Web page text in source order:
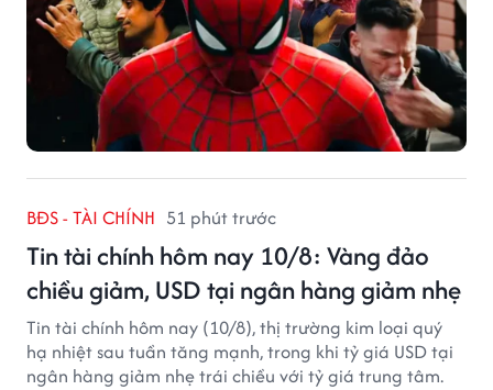
BĐS - TÀI CHÍNH 51 phút trước
Tin tài chính hôm nay 10/8: Vàng đảo
chiều giảm, USD tại ngân hàng giảm nhẹ
Tin tài chính hôm nay (10/8), thị trường kim loại quý
hạ nhiệt sau tuần tăng mạnh, trong khi tỷ giá USD tại
ngân hàng giảm nhẹ trái chiều với tỷ giá trung tâm.